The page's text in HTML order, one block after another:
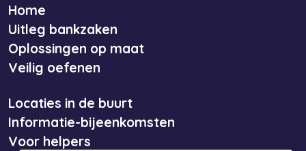
Home
Uitleg bankzaken
Oplossingen op maat
Veilig oefenen
Locaties in de buurt
Informatie-bijeenkomsten
Voor helpers